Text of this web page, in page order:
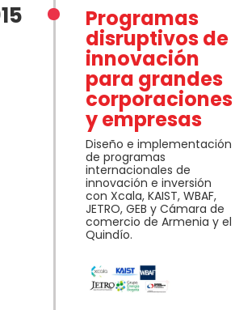
Programas
disruptivos de
innovación
para grandes
corporaciones
y empresas
Diseño e implementación
de programas
internacionales de
innovación e inversión
con Xcala, KAIST, WBAF,
JETRO, GEB y Cámara de
comercio de Armenia y el
Quindío.